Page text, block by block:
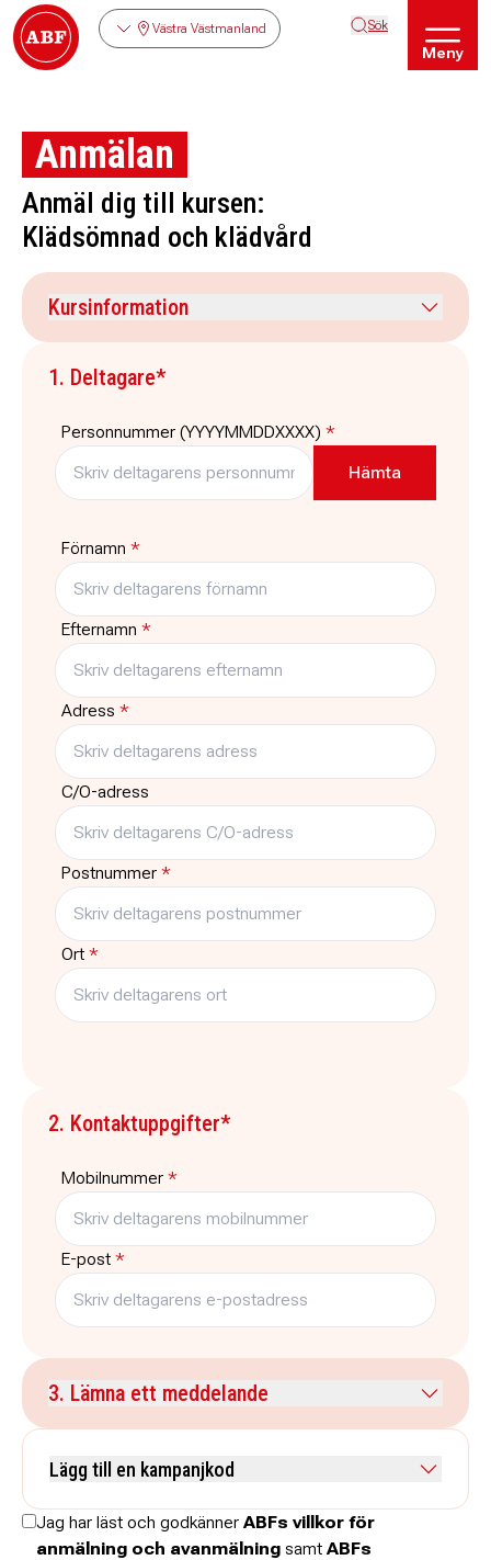
Västra Västmanland Sök
Meny
Anmälan
Anmäl dig till kursen:
Klädsömnad och klädvård
Kursinformation
Kursdatum
21 september 2026
Tid
18:00 - 20:30
Plats
ABF Skinnskatteberg,
Centralvägen 5
Pris
Gratis 3
Typ
Kurs
1. Deltagare*
Personnummer (YYYYMMDDXXXX) *
Förnamn *
Efternamn *
Adress *
C/O-adress
Postnummer *
Ort *
2. Kontaktuppgifter*
Mobilnummer *
E-post *
3. Lämna ett meddelande
Lägg till en kampanjkod
Skriv koden utan mellanslag och skriv stora och små bokstäver när
de anges.
Jag har läst och godkänner ABFs villkor för
anmälning och avanmälning samt ABFs